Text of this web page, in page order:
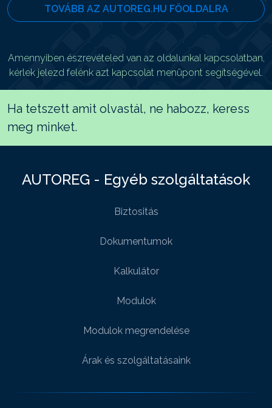
TOVÁBB AZ AUTOREG.HU FŐOLDALRA
Amennyiben észrevételed van az oldalunkal kapcsolatban,
kérlek jelezd felénk azt kapcsolat menüpont segítségével.
Ha tetszett amit olvastál, ne habozz, keress
meg minket.
AUTOREG - Egyéb szolgáltatások
Biztositás
Dokumentumok
Kalkulátor
Modulok
Modulok megrendelése
Árak és szolgáltatásaink